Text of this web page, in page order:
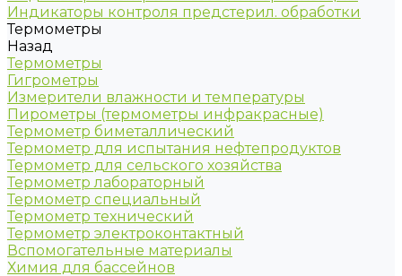
Индикаторы контроля предстерил. обработки
Термометры
Назад
Термометры
Гигрометры
Измерители влажности и температуры
Пирометры (термометры инфракрасные)
Термометр биметаллический
Термометр для испытания нефтепродуктов
Термометр для сельского хозяйства
Термометр лабораторный
Термометр специальный
Термометр технический
Термометр электроконтактный
Вспомогательные материалы
Химия для бассейнов